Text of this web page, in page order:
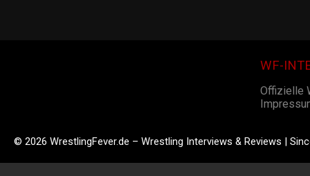
WF-
Offizielle
© 2026 WrestlingFever.de – Wrestling Interviews & Reviews |